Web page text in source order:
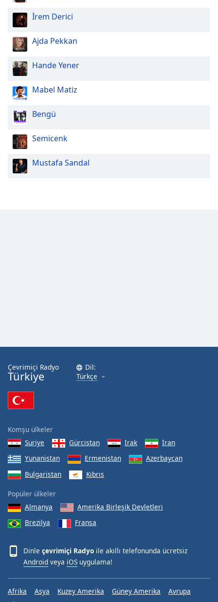
Close
Modal
End
dialog
window.
İrem Derici
Ajda Pekkan
Hande Yener
Mabel Matiz
Bengü
Semicenk
Mustafa Sandal
Çevrimiçi Radyo
Türkiye
Dil:
Türkçe
Komşu ülkeler
Suriye
Gürcistan Irak
İran
Yunanistan
Ermenistan
Azerbaycan
Bulgaristan
Kıbrıs
Popüler ülkeler
Almanya
Amerika Birleşik Devletleri
Brezilya
Fransa
Dinle çevrimiçi Radyo ile akıllı telefonunda ücretsiz
Android veya iOS uygulama!
Afrika Asya Kuzey Amerika Güney Amerika
Avrupa